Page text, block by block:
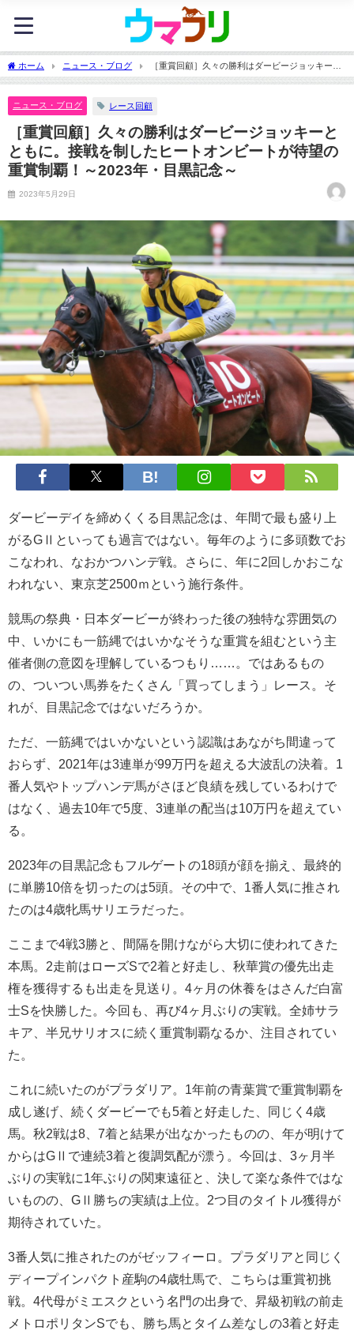
ホーム ニュース・ブログ
［重賞回顧］久々の勝利はダービージョッキーと
ともに。接戦を制したヒートオンビートが待望の重賞制覇！～2023年・目黒記念～
ニュース・ブログ レース回顧
［重賞回顧］久々の勝利はダービージョッキーと
ともに。接戦を制したヒートオンビートが待望の
重賞制覇！～2023年・目黒記念～
2023年5月29日
ダービーデイを締めくくる目黒記念は、年間で最も盛り上
がるGⅡといっても過言ではない。毎年のように多頭数でお
こなわれ、なおかつハンデ戦。さらに、年に2回しかおこな
われない、東京芝2500ｍという施行条件。
競馬の祭典・日本ダービーが終わった後の独特な雰囲気の
中、いかにも一筋縄ではいかなそうな重賞を組むという主
催者側の意図を理解しているつもり……。ではあるもの
の、ついつい馬券をたくさん「買ってしまう」レース。そ
れが、目黒記念ではないだろうか。
ただ、一筋縄ではいかないという認識はあながち間違って
おらず、2021年は3連単が99万円を超える大波乱の決着。1
番人気やトップハンデ馬がさほど良績を残しているわけで
はなく、過去10年で5度、3連単の配当は10万円を超えてい
る。
2023年の目黒記念もフルゲートの18頭が顔を揃え、最終的
に単勝10倍を切ったのは5頭。その中で、1番人気に推され
たのは4歳牝馬サリエラだった。
ここまで4戦3勝と、間隔を開けながら大切に使われてきた
本馬。2走前はローズSで2着と好走し、秋華賞の優先出走
権を獲得するも出走を見送り。4ヶ月の休養をはさんだ白富
士Sを快勝した。今回も、再び4ヶ月ぶりの実戦。全姉サラ
キア、半兄サリオスに続く重賞制覇なるか、注目されてい
た。
これに続いたのがプラダリア。1年前の青葉賞で重賞制覇を
成し遂げ、続くダービーでも5着と好走した、同じく4歳
馬。秋2戦は8、7着と結果が出なかったものの、年が明けて
からはGⅡで連続3着と復調気配が漂う。今回は、3ヶ月半
ぶりの実戦に1年ぶりの関東遠征と、決して楽な条件ではな
いものの、GⅡ勝ちの実績は上位。2つ目のタイトル獲得が
期待されていた。
3番人気に推されたのがゼッフィーロ。プラダリアと同じく
ディープインパクト産駒の4歳牡馬で、こちらは重賞初挑
戦。4代母がミエスクという名門の出身で、昇級初戦の前走
メトロポリタンSでも、勝ち馬とタイム差なしの3着と好走